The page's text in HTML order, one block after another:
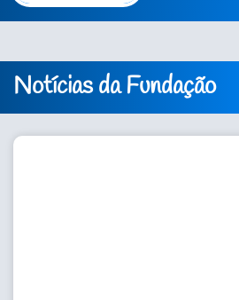
Notícias da Fundação